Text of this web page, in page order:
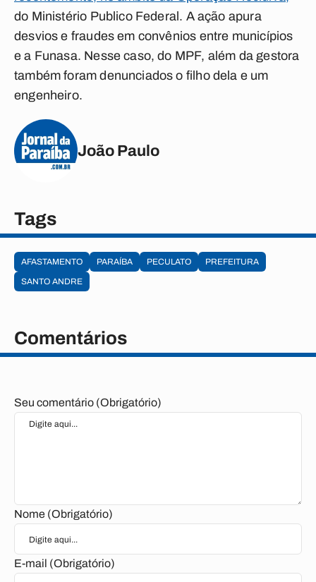
do Ministério Publico Federal. A ação apura
desvios e fraudes em convênios entre municípios
e a Funasa. Nesse caso, do MPF, além da gestora
também foram denunciados o filho dela e um
engenheiro.
João Paulo
Tags
AFASTAMENTO PARAÍBA PECULATO
PREFEITURA
SANTO ANDRE
Comentários
Seu comentário (Obrigatório)
Nome (Obrigatório)
E-mail (Obrigatório)